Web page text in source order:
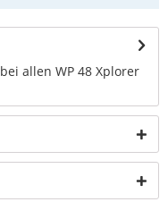
allen WP 48 Xplorer